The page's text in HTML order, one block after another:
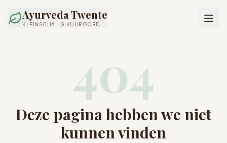
Ayurveda Twente
KLEINSCHALIG KUUROORD
404
Deze pagina hebben we niet
kunnen vinden